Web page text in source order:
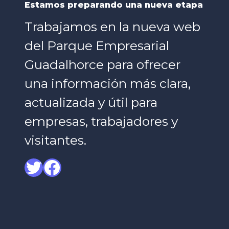
Estamos preparando una nueva etapa
Trabajamos en la nueva web
del Parque Empresarial
Guadalhorce para ofrecer
una información más clara,
actualizada y útil para
empresas, trabajadores y
visitantes.
Twitter
Facebook